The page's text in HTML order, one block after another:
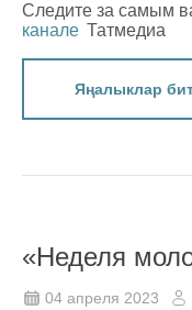
Следите за самым
канале Татмедиа
Яңалыклар
«Неделя
04 апреля 2023